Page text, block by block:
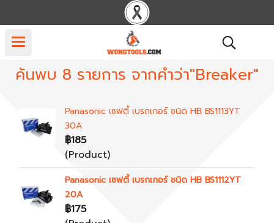
ค้นพบ 8 รายการ จากคำว่า"Breaker"
Panasonic เซฟตี้ เบรกเกอร์ ชนิด HB BS1113YT
30A
฿185
(Product)
Panasonic เซฟตี้ เบรกเกอร์ ชนิด HB BS1112YT
20A
฿175